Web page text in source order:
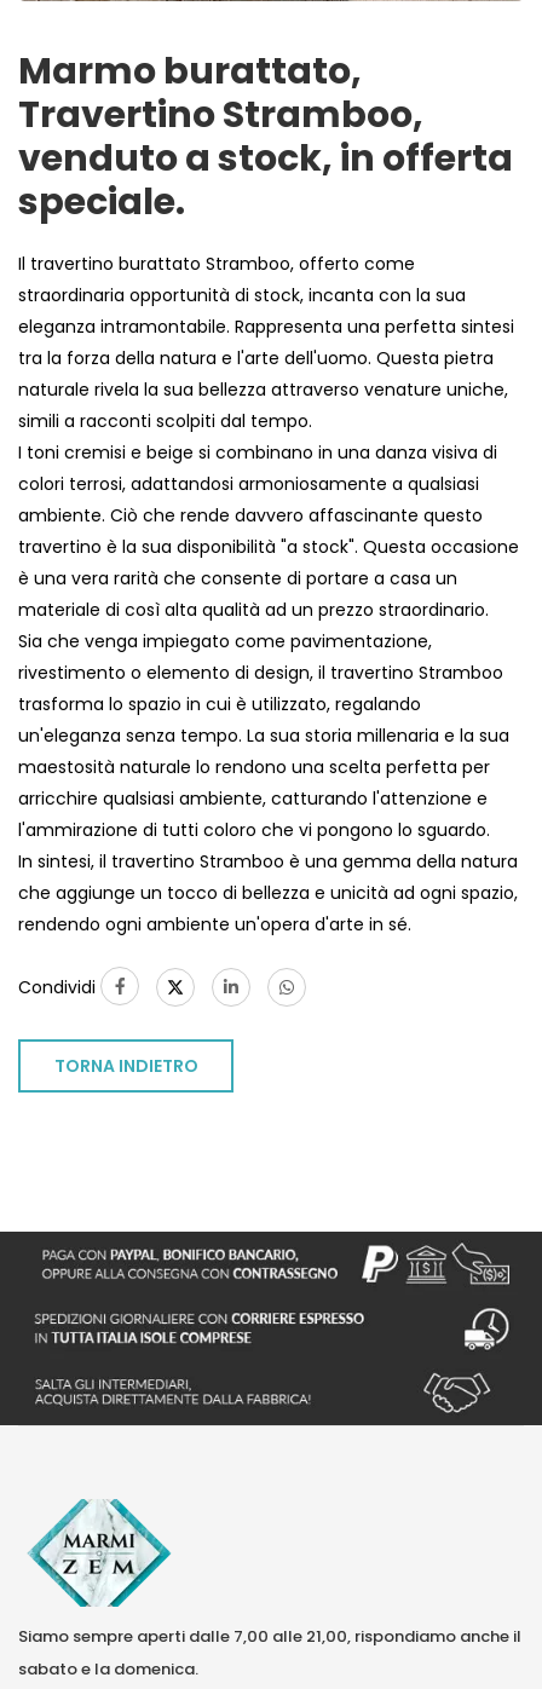
Marmo burattato,
Travertino Stramboo,
venduto a stock, in offerta
speciale.
Il travertino burattato Stramboo, offerto come
straordinaria opportunità di stock, incanta con la sua
eleganza intramontabile. Rappresenta una perfetta sintesi
tra la forza della natura e l'arte dell'uomo. Questa pietra
naturale rivela la sua bellezza attraverso venature uniche,
simili a racconti scolpiti dal tempo.
I toni cremisi e beige si combinano in una danza visiva di
colori terrosi, adattandosi armoniosamente a qualsiasi
ambiente. Ciò che rende davvero affascinante questo
travertino è la sua disponibilità "a stock". Questa occasione
è una vera rarità che consente di portare a casa un
materiale di così alta qualità ad un prezzo straordinario.
Sia che venga impiegato come pavimentazione,
rivestimento o elemento di design, il travertino Stramboo
trasforma lo spazio in cui è utilizzato, regalando
un'eleganza senza tempo. La sua storia millenaria e la sua
maestosità naturale lo rendono una scelta perfetta per
arricchire qualsiasi ambiente, catturando l'attenzione e
l'ammirazione di tutti coloro che vi pongono lo sguardo.
In sintesi, il travertino Stramboo è una gemma della natura
che aggiunge un tocco di bellezza e unicità ad ogni spazio,
rendendo ogni ambiente un'opera d'arte in sé.
Condividi
TORNA INDIETRO
Siamo sempre aperti dalle 7,00 alle 21,00, rispondiamo anche il
sabato e la domenica.